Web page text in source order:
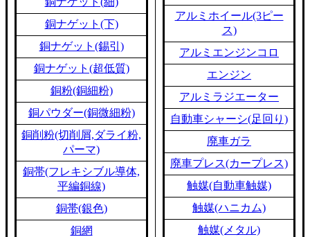
銅ナゲット(下)
銅ナゲット(錫引)
銅ナゲット(超低質)
銅粉(銅細粉)
銅パウダー(銅微細粉)
銅削粉(切削屑,ダライ粉,
パーマ)
銅帯(フレキシブル導体,
平編銅線)
銅帯(銀色)
銅網
アルミホイール(3ピー
ス)
アルミエンジンコロ
エンジン
アルミラジエーター
自動車シャーシ(足回り)
廃車ガラ
廃車プレス(カープレス)
触媒(自動車触媒)
触媒(ハニカム)
触媒(メタル)